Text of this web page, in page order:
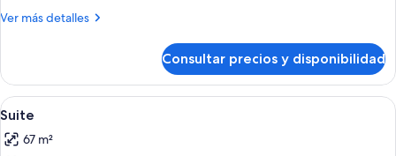
Sea
Ver más detalles
Más
Junior
with
Sea
Consultar precios y disponibilidad
Abrir
todas
las
Zona de estar | Una televisión de
4
Suite
67 m²